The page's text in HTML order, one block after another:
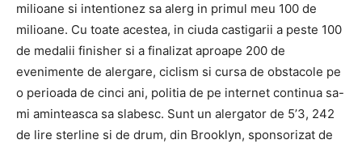
milioane si intentionez sa alerg in primul meu 100 de
milioane. Cu toate acestea, in ciuda castigarii a peste 100
de medalii finisher si a finalizat aproape 200 de
evenimente de alergare, ciclism si cursa de obstacole pe
o perioada de cinci ani, politia de pe internet continua sa-
mi aminteasca sa slabesc. Sunt un alergator de 5’3, 242
de lire sterline si de drum, din Brooklyn, sponsorizat de